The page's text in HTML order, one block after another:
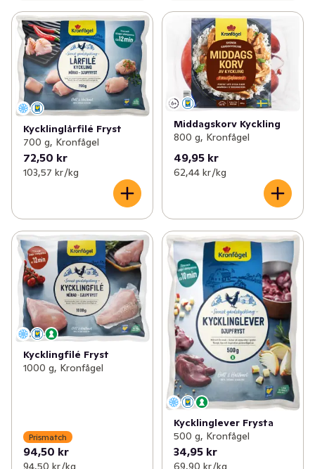
Kycklinglårfilé Fryst
700 g, Kronfågel
72,50 kr
103,57 kr /kg
Middagskorv Kyckling
800 g, Kronfågel
49,95 kr
62,44 kr /kg
Kycklingfilé Fryst
1000 g, Kronfågel
Prismatch
94,50 kr
94,50 kr /kg
Kycklinglever Frysta
500 g, Kronfågel
34,95 kr
69,90 kr /kg